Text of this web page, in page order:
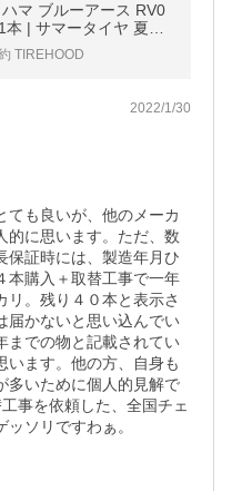
マ ブルーアース RV0
ト消化 16インチ|オ
TIREHOOD
2022/1/30
ても良いが、他のメーカ
的に思います。ただ、数
保証時には、製造年月ひ
本購入＋取替工事で一年
リ。残り４０本と表示さ
届かないと思い込んでい
までの物と記載されてい
います。他の方、自身も
多いために個人的見解で
事を依頼した、全国チェ
ソリですわぁ。